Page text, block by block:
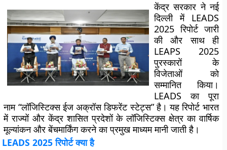
केंद्र सरकार ने नई
दिल्ली में LEADS
2025 रिपोर्ट जारी
की और साथ ही
LEAPS 2025
पुरस्कारों के
विजेताओं को
सम्मानित किया।
LEADS का पूरा
नाम “लॉजिस्टिक्स ईज अक्रॉस डिफरेंट स्टेट्स” है। यह रिपोर्ट भारत
में राज्यों और केंद्र शासित प्रदेशों के लॉजिस्टिक्स क्षेत्र का वार्षिक
मूल्यांकन और बेंचमार्किंग करने का प्रमुख माध्यम मानी जाती है।
LEADS 2025 रिपोर्ट क्या है